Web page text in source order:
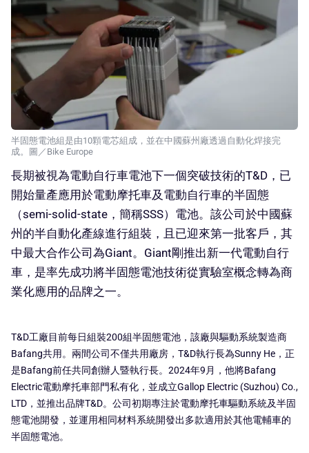
半固態電池組是由10顆電芯組成，並在中國蘇州廠透過自動化焊接完
成。圖／Bike Europe
長期被視為電動自行車電池下一個突破技術的T&D，已
開始量產應用於電動摩托車及電動自行車的半固態
（semi-solid-state，簡稱SSS）電池。該公司於中國蘇
州的半自動化產線進行組裝，且已迎來第一批客戶，其
中最大合作公司為Giant。Giant剛推出新一代電動自行
車，是率先成功將半固態電池技術從實驗室概念轉為商
業化應用的品牌之一。
T&D工廠目前每日組裝200組半固態電池，該廠與驅動系統製造商
Bafang共用。兩間公司不僅共用廠房，T&D執行長為Sunny He，正
是Bafang前任共同創辦人暨執行長。2024年9月，他將Bafang
Electric電動摩托車部門私有化，並成立Gallop Electric (Suzhou) Co.,
LTD，並推出品牌T&D。公司初期專注於電動摩托車驅動系統及半固
態電池開發，並運用相同材料系統開發出多款適用於其他電輔車的
半固態電池。